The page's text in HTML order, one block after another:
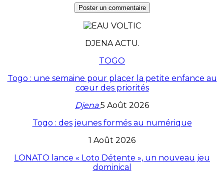
DJENA ACTU.
TOGO
Togo : une semaine pour placer la petite enfance au
cœur des priorités
Djena5 Août 2026
Togo : des jeunes formés au numérique
1 Août 2026
LONATO lance « Loto Détente », un nouveau jeu
dominical